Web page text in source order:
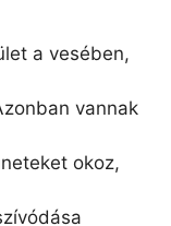
a vesében,
vannak
okoz,